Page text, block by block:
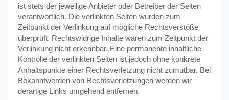
ist stets der jeweilige Anbieter oder Betreiber der Seiten
verantwortlich. Die verlinkten Seiten wurden zum
Zeitpunkt der Verlinkung auf mögliche Rechtsverstöße
überprüft. Rechtswidrige Inhalte waren zum Zeitpunkt der
Verlinkung nicht erkennbar. Eine permanente inhaltliche
Kontrolle der verlinkten Seiten ist jedoch ohne konkrete
Anhaltspunkte einer Rechtsverletzung nicht zumutbar. Bei
Bekanntwerden von Rechtsverletzungen werden wir
derartige Links umgehend entfernen.